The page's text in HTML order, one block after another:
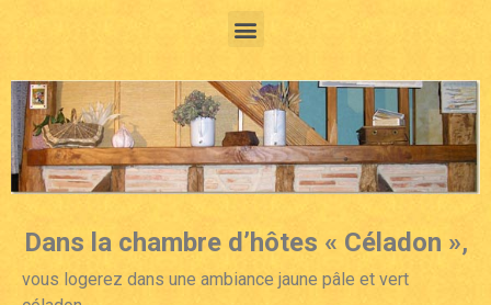
Dans la chambre d’hôtes « Céladon »,
vous logerez dans une ambiance jaune pâle et vert